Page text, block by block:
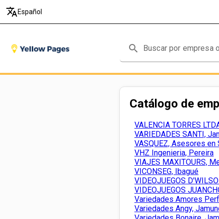
translate Español
search
Catálogo de
VALENCIA TORRES
VARIEDADES SANTI,
VASQUEZ, Asesores en
VHZ Ingenieria, Pereira
VIAJES MAXITOURS,
VICONSEG, Ibagué
VIDEOJUEGOS
VIDEOJUEGOS
Variedades Amores
Variedades Angy,